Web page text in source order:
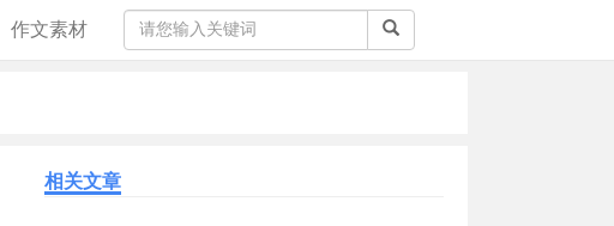
作文素材
相关文章